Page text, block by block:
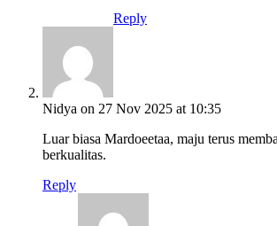
Reply
Nidya on 27 Nov 2025 at 10:35
Luar biasa Mardoeetaa, maju terus
berkualitas.
Reply